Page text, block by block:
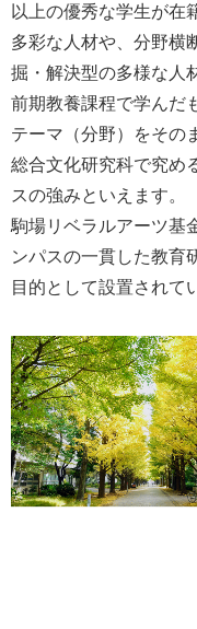
以上の優秀な学生が在
多彩な人材や、分野横
掘・解決型の多様な人
前期教養課程で学んだ
テーマ（分野）をその
総合文化研究科で究め
スの強みといえます。
駒場リベラルアーツ基
ンパスの一貫した教育
目的として設置されて